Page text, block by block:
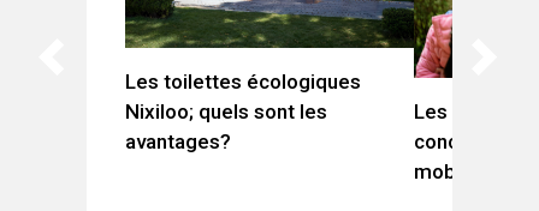
Les toilettes écologiques
Nixiloo; quels sont les
avantages?
Les
concevoir
mobilisent